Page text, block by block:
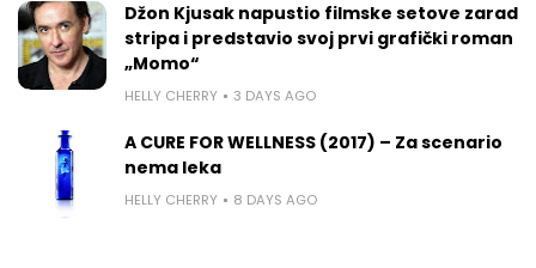
Džon Kjusak napustio filmske setove zarad
stripa i predstavio svoj prvi grafički roman
„Momo“
HELLY CHERRY 3 DAYS AGO
A CURE FOR WELLNESS (2017) – Za scenario
nema leka
HELLY CHERRY 8 DAYS AGO